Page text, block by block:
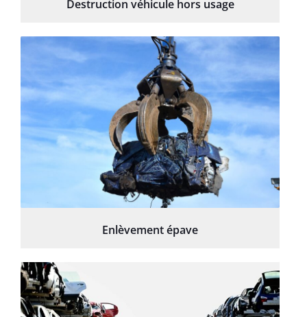
Destruction véhicule hors usage
Enlèvement épave